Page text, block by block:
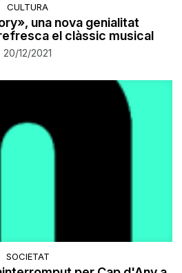
CULTURA
una nova genialitat
el clàssic musical
20/12/2021
SOCIETAT